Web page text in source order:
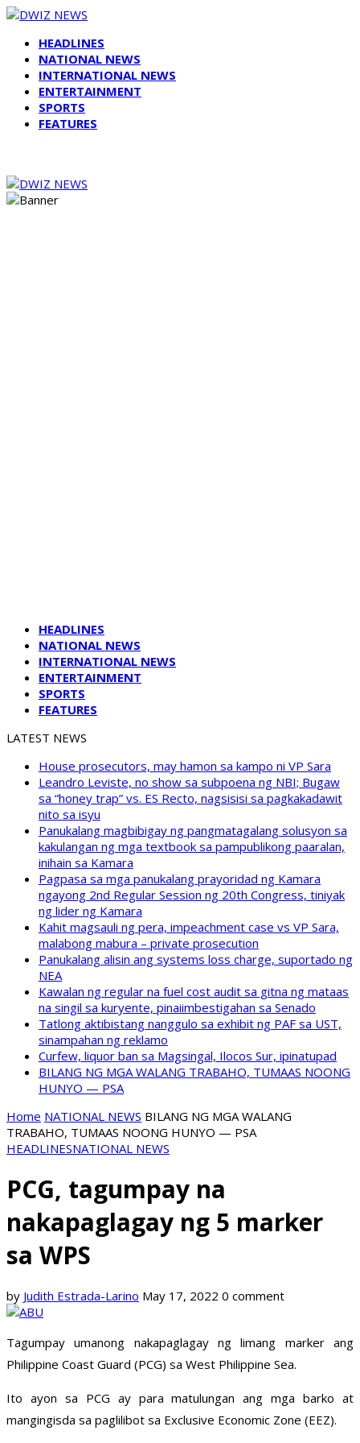
HEADLINES
NATIONAL NEWS
INTERNATIONAL NEWS
ENTERTAINMENT
SPORTS
FEATURES
HEADLINES
NATIONAL NEWS
INTERNATIONAL NEWS
ENTERTAINMENT
SPORTS
FEATURES
LATEST NEWS
House prosecutors, may hamon sa kampo ni VP Sara
Leandro Leviste, no show sa subpoena ng NBI; Bugaw
sa “honey trap” vs. ES Recto, nagsisisi sa pagkakadawit
nito sa isyu
Panukalang magbibigay ng pangmatagalang solusyon sa
kakulangan ng mga textbook sa pampublikong paaralan,
inihain sa Kamara
Pagpasa sa mga panukalang prayoridad ng Kamara
ngayong 2nd Regular Session ng 20th Congress, tiniyak
ng lider ng Kamara
Kahit magsauli ng pera, impeachment case vs VP Sara,
malabong mabura – private prosecution
Panukalang alisin ang systems loss charge, suportado ng
NEA
Kawalan ng regular na fuel cost audit sa gitna ng mataas
na singil sa kuryente, pinaiimbestigahan sa Senado
Tatlong aktibistang nanggulo sa exhibit ng PAF sa UST,
sinampahan ng reklamo
Curfew, liquor ban sa Magsingal, Ilocos Sur, ipinatupad
BILANG NG MGA WALANG TRABAHO, TUMAAS NOONG
HUNYO — PSA
Home NATIONAL NEWS BILANG NG MGA WALANG
TRABAHO, TUMAAS NOONG HUNYO — PSA
HEADLINESNATIONAL NEWS
PCG, tagumpay na
nakapaglagay ng 5 marker
sa WPS
by Judith Estrada-Larino May 17, 2022 0 comment
Tagumpay umanong nakapaglagay ng limang marker ang
Philippine Coast Guard (PCG) sa West Philippine Sea.
Ito ayon sa PCG ay para matulungan ang mga barko at
mangingisda sa paglilibot sa Exclusive Economic Zone (EEZ).